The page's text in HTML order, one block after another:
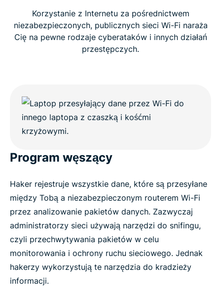
Ochrona dla każdego urządzenia podczas
połączenia z Wi-Fi
FAQ: O bezpieczeństwie publicznych sieci Wi-Fi
Dowiedz się więcej o używaniu VPN
Chcesz wypróbować najlepszy VPN dla
Korzystanie z Internetu za pośrednictwem
niezabezpieczonych, publicznych sieci Wi-Fi naraża
Cię na pewne rodzaje cyberataków i innych działań
przestępczych.
Program węszący
Haker rejestruje wszystkie dane, które są przesyłane
między Tobą a niezabezpieczonym routerem Wi-Fi
przez analizowanie pakietów danych. Zazwyczaj
administratorzy sieci używają narzędzi do snifingu,
czyli przechwytywania pakietów w celu
monitorowania i ochrony ruchu sieciowego. Jednak
hakerzy wykorzystują te narzędzia do kradzieży
informacji.